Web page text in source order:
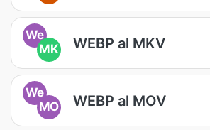
We
MK
WEBP al MKV
We
MO
WEBP al MOV